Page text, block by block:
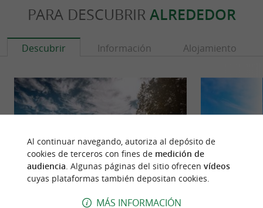
PARA DESCUBRIR ALREDEDOR
Descubrir Información Alojamiento
Al continuar navegando, autoriza al depósito de
cookies de terceros con fines de medición de
audiencia . Algunas páginas del sitio ofrecen vídeos
cuyas plataformas también depositan cookies.
MÁS INFORMACIÓN